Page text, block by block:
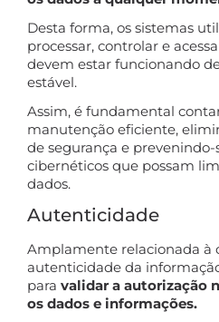
Desta forma, os sistemas
processar, controlar e
devem estar funcionando
estável.
Assim, é fundamental
manutenção eficiente,
de segurança e
cibernéticos que possam
dados.
Autenticidade
Amplamente relacionada à
autenticidade da
para validar a autorização
os dados e informações.